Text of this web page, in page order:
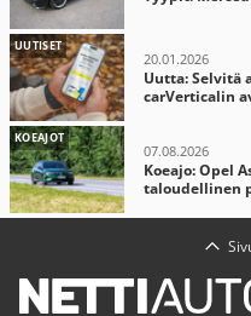
UUTISET
20.01.2026
Uutta: Selvitä
carVerticalin
KOEAJOT
07.08.2026
Koeajo: Opel
taloudellinen